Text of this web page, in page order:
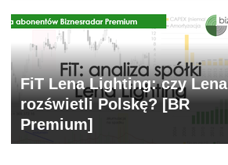
FiT Lena Lighting: czy Lena
rozświetli Polskę? [BR
Premium]